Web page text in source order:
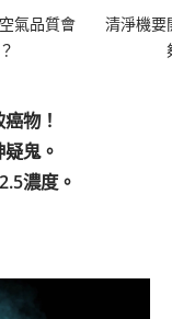
氣品質會
清淨機要
物！
鬼。
濃度。